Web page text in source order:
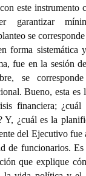
este instrumento
garantizar
se
forma sistemática
fue en la sesión
se
Bueno, esta es
financiera;
Y, ¿cuál es la
del Ejecutivo fue
de funcionarios. Es
que explique